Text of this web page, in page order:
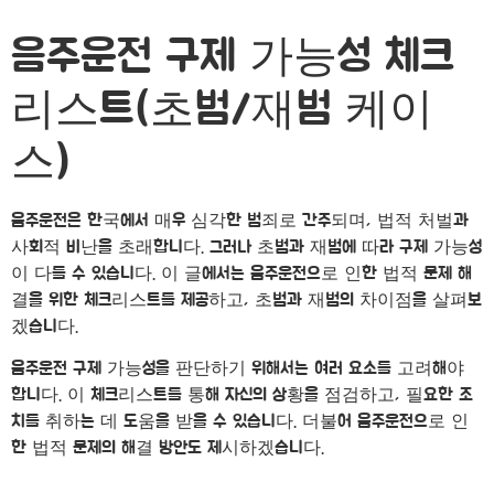
음주운전 구제 가능성 체크
리스트(초범/재범 케이
스)
음주운전은 한국에서 매우 심각한 범죄로 간주되며, 법적 처벌과
사회적 비난을 초래합니다. 그러나 초범과 재범에 따라 구제 가능성
이 다를 수 있습니다. 이 글에서는 음주운전으로 인한 법적 문제 해
결을 위한 체크리스트를 제공하고, 초범과 재범의 차이점을 살펴보
겠습니다.
음주운전 구제 가능성을 판단하기 위해서는 여러 요소를 고려해야
합니다. 이 체크리스트를 통해 자신의 상황을 점검하고, 필요한 조
치를 취하는 데 도움을 받을 수 있습니다. 더불어 음주운전으로 인
한 법적 문제의 해결 방안도 제시하겠습니다.